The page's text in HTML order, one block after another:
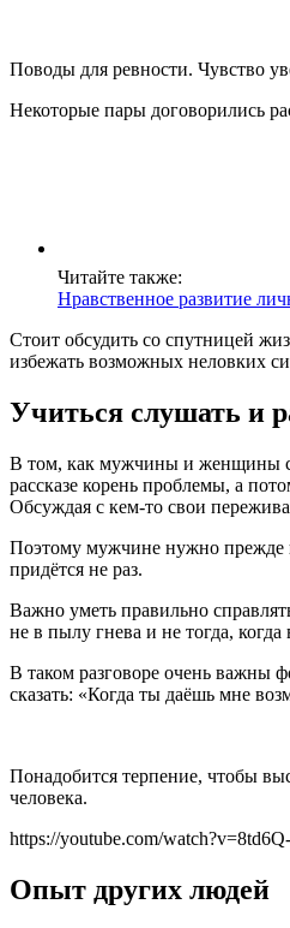
Поводы для ревности. Чувство
Некоторые пары договорились
Читайте также:
Нравственное развитие
Стоит обсудить со спутницей
избежать возможных неловких
Учиться слушать и
В том, как мужчины и женщины
рассказе корень проблемы, а
Обсуждая с кем-то свои
Поэтому мужчине нужно прежде
придётся не раз.
Важно уметь правильно
не в пылу гнева и не тогда,
В таком разговоре очень важны
сказать: «Когда ты даёшь мне
Понадобится терпение, чтобы
человека.
https://youtube.com/
Опыт других людей